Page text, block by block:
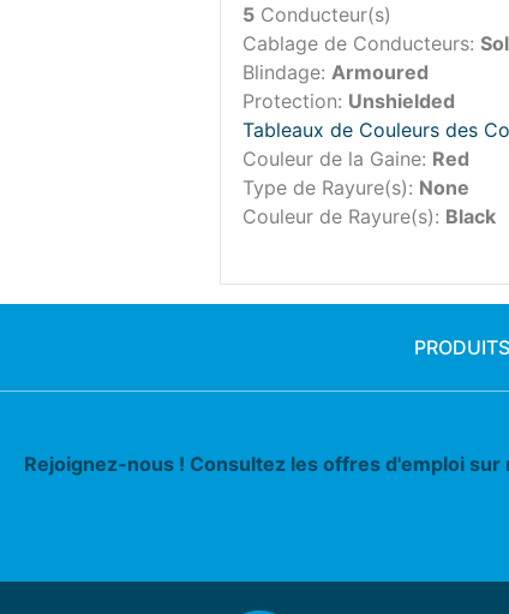
5 Conducteur(s)
Cablage de Conducteurs:
Blindage: Armoured
Protection: Unshielded
Tableaux de Couleurs des
Couleur de la Gaine: Red
Type de Rayure(s): None
Couleur de Rayure(s): Black
PRODUITS
Rejoignez-nous ! Consultez les offres d'emploi sur